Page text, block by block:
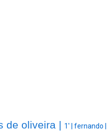
de oliveira | 1' | fernando |